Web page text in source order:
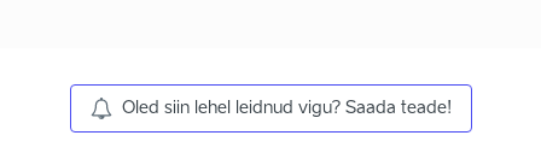
Oled siin lehel leidnud vigu? Saada teade!